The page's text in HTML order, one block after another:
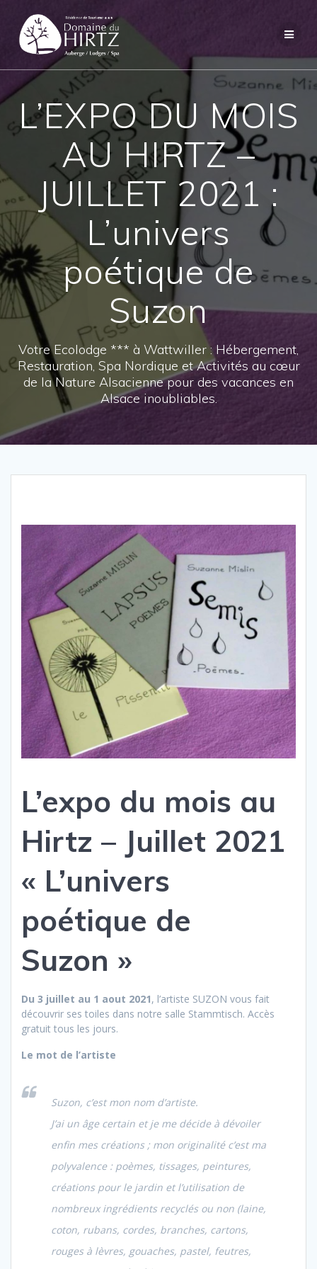
L’EXPO DU MOIS
AU HIRTZ –
JUILLET 2021 :
L’univers
poétique de
Suzon
Votre Ecolodge *** à Wattwiller : Hébergement,
Restauration, Spa Nordique et Activités au cœur
de la Nature Alsacienne pour des vacances en
Alsace inoubliables.
L’expo du mois au
Hirtz – Juillet 2021
« L’univers
poétique de
Suzon »
Du 3 juillet au 1 aout 2021, l’artiste SUZON vous fait
découvrir ses toiles dans notre salle Stammtisch. Accès
gratuit tous les jours.
Le mot de l’artiste
Suzon, c’est mon nom d’artiste.
J’ai un âge certain et je me décide à dévoiler
enfin mes créations ; mon originalité c’est ma
polyvalence : poèmes, tissages, peintures,
créations pour le jardin et l’utilisation de
nombreux ingrédients recyclés ou non (laine,
coton, rubans, cordes, branches, cartons,
rouges à lèvres, gouaches, pastel, feutres,